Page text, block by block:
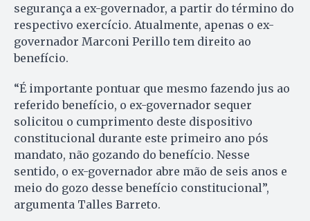
segurança a ex-governador, a partir do término do
respectivo exercício. Atualmente, apenas o ex-
governador Marconi Perillo tem direito ao
benefício.
“É importante pontuar que mesmo fazendo jus ao
referido benefício, o ex-governador sequer
solicitou o cumprimento deste dispositivo
constitucional durante este primeiro ano pós
mandato, não gozando do benefício. Nesse
sentido, o ex-governador abre mão de seis anos e
meio do gozo desse benefício constitucional”,
argumenta Talles Barreto.